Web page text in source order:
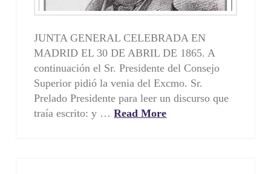
JUNTA GENERAL CELEBRADA EN
MADRID EL 30 DE ABRIL DE 1865. A
continuación el Sr. Presidente del Consejo
Superior pidió la venia del Excmo. Sr.
Prelado Presidente para leer un discurso que
traía escrito: y …Read More